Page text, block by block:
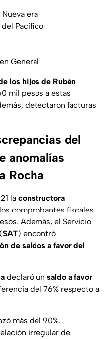
era
Pacífico
General
los hijos de Rubén
mil pesos a estas
detectaron facturas
del
anomalías
Rocha
la constructora
comprobantes fiscales
Además, el Servicio
SAT) encontró
de saldos a favor del
declaró un saldo a favor
del 76% respecto a
más del 90%.
irregular de